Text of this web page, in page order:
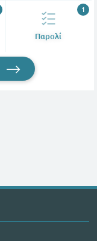
Παρολί
1